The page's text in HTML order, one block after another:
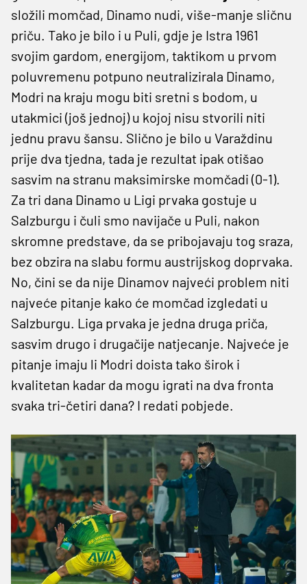
složili momčad, Dinamo nudi, više-manje sličnu
priču. Tako je bilo i u Puli, gdje je Istra 1961
svojim gardom, energijom, taktikom u prvom
poluvremenu potpuno neutralizirala Dinamo,
Modri na kraju mogu biti sretni s bodom, u
utakmici (još jednoj) u kojoj nisu stvorili niti
jednu pravu šansu. Slično je bilo u Varaždinu
prije dva tjedna, tada je rezultat ipak otišao
sasvim na stranu maksimirske momčadi (0-1).
Za tri dana Dinamo u Ligi prvaka gostuje u
Salzburgu i čuli smo navijače u Puli, nakon
skromne predstave, da se pribojavaju tog sraza,
bez obzira na slabu formu austrijskog doprvaka.
No, čini se da nije Dinamov najveći problem niti
najveće pitanje kako će momčad izgledati u
Salzburgu. Liga prvaka je jedna druga priča,
sasvim drugo i drugačije natjecanje. Najveće je
pitanje imaju li Modri doista tako širok i
kvalitetan kadar da mogu igrati na dva fronta
svaka tri-četiri dana? I redati pobjede.